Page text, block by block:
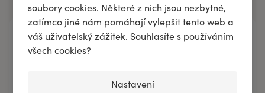
soubory cookies. Některé z nich jsou nezbytné,
zatímco jiné nám pomáhají vylepšit tento web a
váš uživatelský zážitek. Souhlasíte s používáním
všech cookies?
Nastavení